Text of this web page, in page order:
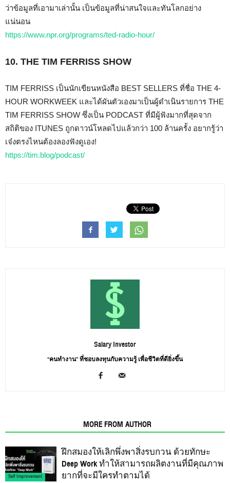
ว่าข้อมูลที่เอามาเล่านั้น เป็นข้อมูลที่น่าสนใจและทันโลกอย่าง
แน่นอน
https://www.npr.org/programs/ted-radio-hour/
10. THE TIM FERRISS SHOW
TIM FERRISS เป็นนักเขียนหนังสือ BEST SELLERS ที่ชื่อ THE 4-
HOUR WORKWEEK และได้ผันตัวเองมาเป็นผู้ดำเนินรายการ THE
TIM FERRISS SHOW ซึ่งเป็น PODCAST ที่มีผู้ฟังมากที่สุดจาก
สถิติของ ITUNES ถูกดาวน์โหลดไปแล้วกว่า 100 ล้านครั้ง อยากรู้ว่า
เจ๋งตรงไหนต้องลองฟังดูเอง!
https://tim.blog/podcast/
Salary Investor
“คนทำงาน” ที่ชอบลงทุนกับความรู้ เพื่อชีวิตที่ดียิ่งขึ้น
MORE FROM AUTHOR
Self Improvement
ฝึกสมองให้เลิกพึ่งพาสิ่งรบกวน ด้วยทักษะ
Deep Work ทำให้สามารถผลิตงานที่มีคุณภาพ
ยากที่จะมีใครทำตามได้